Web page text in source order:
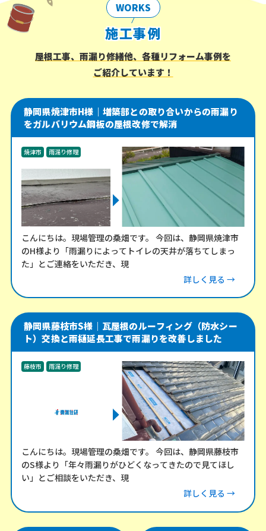
WORKS
施工事例
屋根工事、雨漏り修繕他、各種リフォーム事例を
ご紹介しています！
静岡県焼津市H様｜増築部との取り合いからの雨漏り
をガルバリウム鋼板の屋根改修で解消
焼津市 雨漏り修理
こんにちは。現場管理の桑畑です。 今回は、静岡県焼津市
のH様より「雨漏りによってトイレの天井が落ちてしまっ
た」とご連絡をいただき、現
詳しく見る →
静岡県藤枝市S様｜瓦屋根のルーフィング（防水シー
ト）交換と雨樋延長工事で雨漏りを改善しました
藤枝市 雨漏り修理
こんにちは。現場管理の桑畑です。 今回は、静岡県藤枝市
のS様より「年々雨漏りがひどくなってきたので見てほし
い」とご相談をいただき、現
詳しく見る →